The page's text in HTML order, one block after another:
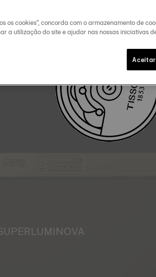
os cookies", concorda com o armazenamento de
a utilização do site e ajudar nas nossas iniciativas